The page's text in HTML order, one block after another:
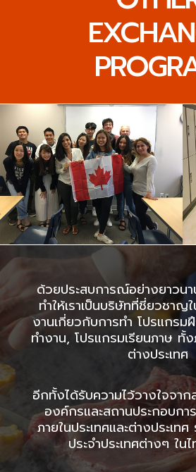
ด้วยประสบการณ์อย่างยาวน
ทำให้เราเป็นบริษัทที่ชี่ยวชาญ
งานเกี่ยวกับการทำ โปรแกรม
ทำงาน, โปรแกรมเรียนภาษ ทั้ง
ต่างประเทศ
อีกทั้งได้รับความไว้วางใจจา
องค์กรและสถานประกอบกา
ภายในประเทศและต่างประเ
ประจำประเทศต่างๆ ใน